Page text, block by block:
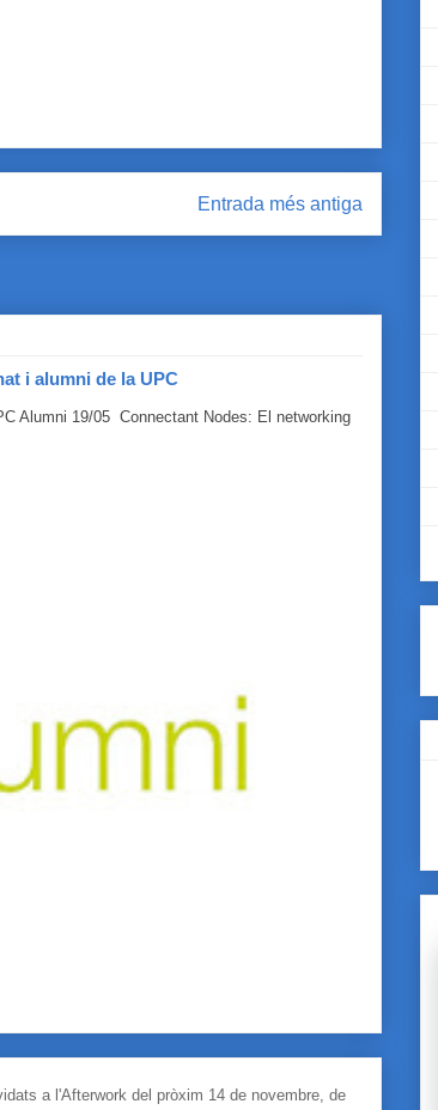
Entrada més antiga
i alumni de la UPC
Alumni 19/05 Connectant Nodes: El networking
a l'Afterwork del pròxim 14 de novembre, de